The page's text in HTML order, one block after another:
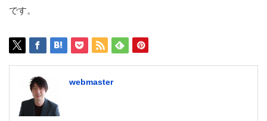
です。
webmaster